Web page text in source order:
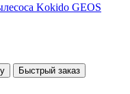
Kokido GEOS
Быстрый заказ